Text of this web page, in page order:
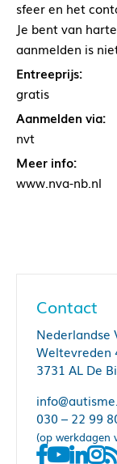
sfeer en het
Je bent van
aanmelden is
Entreeprijs:
gratis
Aanmelden via:
nvt
Meer info:
www.nva-nb.nl
Contact
Nederlandse
Weltevreden
3731 AL De
030 – 22 99
(op werkdagen